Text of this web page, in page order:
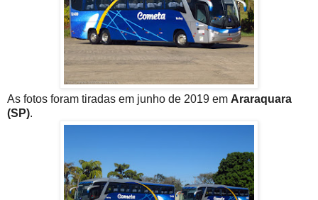
As fotos foram tiradas em junho de 2019 em Araraquara
(SP).